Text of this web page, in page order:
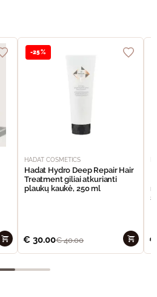
-25%
HADAT COSMETICS
Hadat Hydro Deep Repair Hair
Treatment giliai atkurianti
plaukų kaukė, 250 ml
€ 30.00€40.00 €